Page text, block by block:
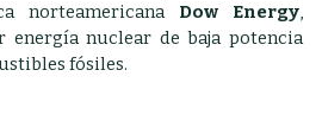
norteamericanaDow Energy,
energía nuclear de baja potencia
fósiles.